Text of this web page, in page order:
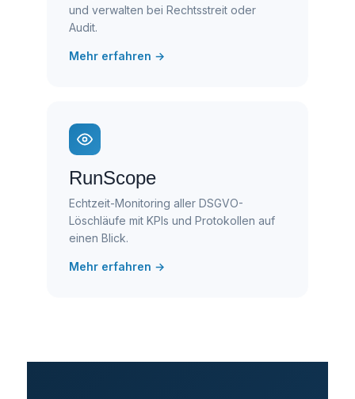
und verwalten bei Rechtsstreit oder
Audit.
Mehr erfahren →
RunScope
Echtzeit-Monitoring aller DSGVO-
Löschläufe mit KPIs und Protokollen auf
einen Blick.
Mehr erfahren →